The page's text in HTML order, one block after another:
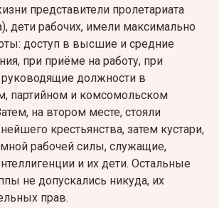
представители пролетариата
дети рабочих, имели максимально
доступ в высшие и средние
при приёме на работу, при
должности в
партийном и комсомольском
на втором месте, стояли
крестьянства, затем кустари,
рабочей силы, служащие,
и их дети. Остальные
не допускались никуда, их
прав.